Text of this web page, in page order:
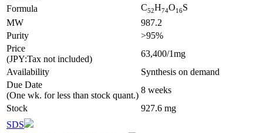
Formula
C52H74O16S
MW
987.2
Purity
>95%
Price
(JPY:Tax not included)
63,400/1mg
Availability
Synthesis on demand
Due Date
(One wk. for less than stock quant.)
8 weeks
Stock
927.6 mg
SDS